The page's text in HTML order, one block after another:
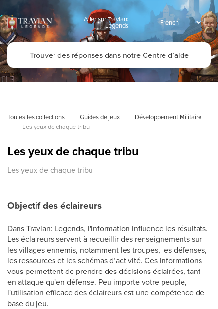
Aller sur Travian:
Legends
Toutes les collections Guides de jeux
Développement Militaire
Les yeux de chaque tribu
Les yeux de chaque tribu
Les yeux de chaque tribu
Objectif des éclaireurs
Dans Travian: Legends, l'information influence les résultats.
Les éclaireurs servent à recueillir des renseignements sur
les villages ennemis, notamment les troupes, les défenses,
les ressources et les schémas d’activité. Ces informations
vous permettent de prendre des décisions éclairées, tant
en attaque qu'en défense. Peu importe votre peuple,
l'utilisation efficace des éclaireurs est une compétence de
base du jeu.